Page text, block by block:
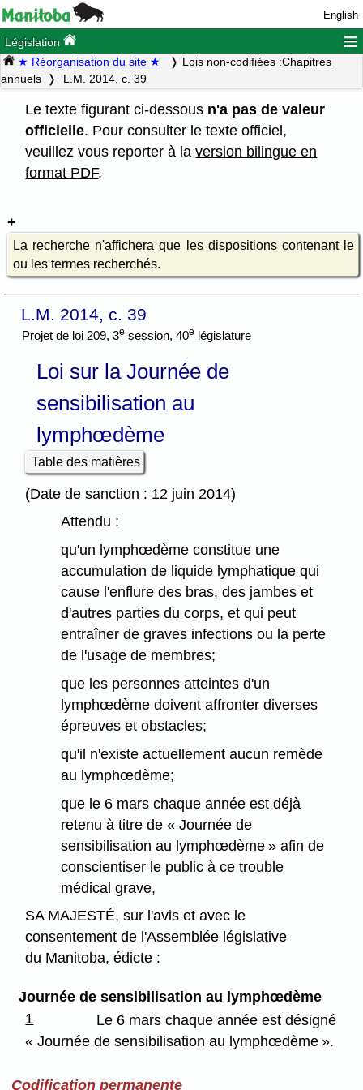
English
Législation ≡
★ Réorganisation du site ★ Lois non-codifiées :Chapitres
annuels
L.M. 2014, c. 39
Le texte figurant ci-dessous n'a pas de valeur
officielle. Pour consulter le texte officiel,
veuillez vous reporter à laversion bilingue en
format PDF.
La recherche n'affichera que les dispositions contenant le
ou les termes recherchés.
L.M. 2014, c. 39
Projet de loi 209, 3e session, 40e législature
Loi sur la Journée de
sensibilisation au
lymphœdème
Table des matières
(Date de sanction : 12 juin 2014)
Attendu :
qu'un lymphœdème constitue une
accumulation de liquide lymphatique qui
cause l'enflure des bras, des jambes et
d'autres parties du corps, et qui peut
entraîner de graves infections ou la perte
de l'usage de membres;
que les personnes atteintes d'un
lymphœdème doivent affronter diverses
épreuves et obstacles;
qu'il n'existe actuellement aucun remède
au lymphœdème;
que le 6 mars chaque année est déjà
retenu à titre de « Journée de
sensibilisation au lymphœdème » afin de
conscientiser le public à ce trouble
médical grave,
SA MAJESTÉ, sur l'avis et avec le
consentement de l'Assemblée législative
du Manitoba, édicte :
Journée de sensibilisation au lymphœdème
1
Le 6 mars chaque année est désigné
« Journée de sensibilisation au lymphœdème ».
Codification permanente